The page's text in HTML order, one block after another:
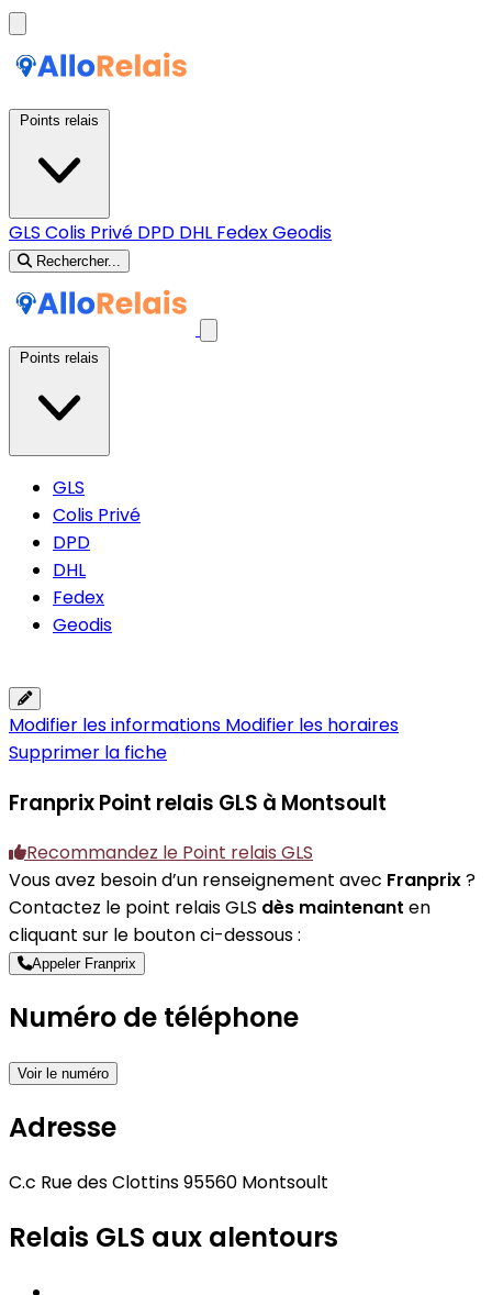
GLS Colis Privé DPD DHL FedexGeodis
Rechercher...
GLS
Colis Privé
DPD
DHL
Fedex
Geodis
Modifier les informations Modifier les horaires
Supprimer la fiche
FranprixPoint relais GLS à Montsoult
Recommandez le Point relais GLS
Vous avez besoin d’un renseignement avec Franprix?
Contactez le point relais GLS dès maintenant en
cliquant sur le bouton ci-dessous :
Appeler Franprix
Numéro de téléphone
Voir le numéro
Adresse
C.c Rue des Clottins 95560 Montsoult
Relais GLS aux alentours